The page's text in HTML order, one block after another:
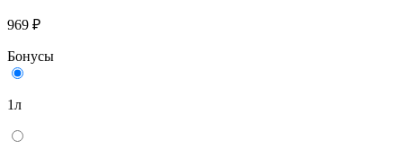
969 ₽
Бонусы
1л